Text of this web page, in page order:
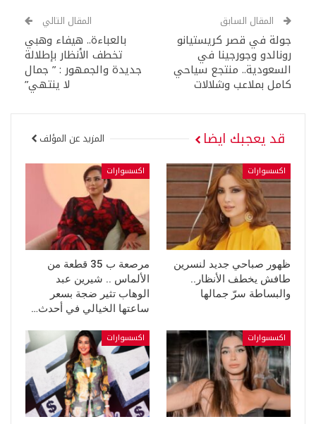
المقال السابق
جولة في قصر كريستيانو
رونالدو وجورجينا في
السعودية.. منتجع سياحي
كامل بملاعب وشلالات
المقال التالي
بالعباءة.. هيفاء وهبي
تخطف الأنظار بإطلالة
جديدة والجمهور : ” جمال
لا ينتهي”
قد يعجبك ايضا المزيد عن المؤلف
اكسسوارات
ظهور صباحي جديد لنسرين
طافش يخطف الأنظار..
والبساطة سرّ جمالها
اكسسوارات
مرصعة ب 35 قطعة من
الألماس .. شيرين عبد
الوهاب تثير ضجة بسعر
ساعتها الخيالي في أحدث…
اكسسوارات اكسسوارات